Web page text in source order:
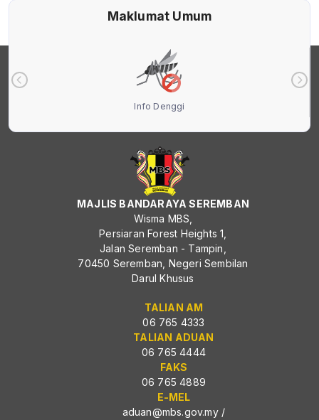
Maklumat Umum
Info Denggi
MAJLIS BANDARAYA SEREMBAN
Wisma MBS,
Persiaran Forest Heights 1,
Jalan Seremban - Tampin,
70450 Seremban, Negeri Sembilan
Darul Khusus
TALIAN AM
06 765 4333
TALIAN ADUAN
06 765 4444
FAKS
06 765 4889
E-MEL
aduan@mbs.gov.my/